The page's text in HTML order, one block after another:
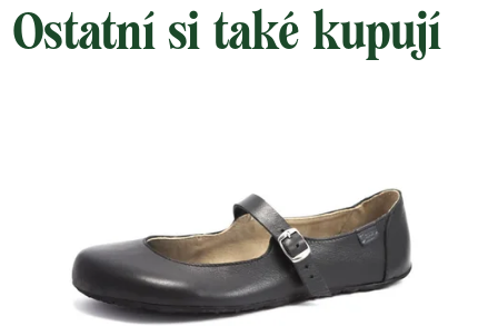
Ostatní si také kupují